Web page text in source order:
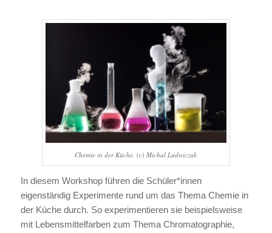
Chemie in der Küche. (c) Michal Ludwiczak
In diesem Workshop führen die Schüler*innen
eigenständig Experimente rund um das Thema Chemie in
der Küche durch. So experimentieren sie beispielsweise
mit Lebensmittelfarben zum Thema Chromatographie,